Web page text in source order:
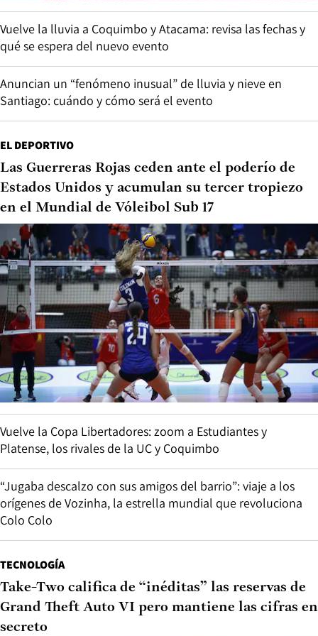
Vuelve la lluvia a Coquimbo y Atacama: revisa las fechas y
qué se espera del nuevo evento
Anuncian un “fenómeno inusual” de lluvia y nieve en
Santiago: cuándo y cómo será el evento
EL DEPORTIVO
Las Guerreras Rojas ceden ante el poderío de
Estados Unidos y acumulan su tercer tropiezo
en el Mundial de Vóleibol Sub 17
Vuelve la Copa Libertadores: zoom a Estudiantes y
Platense, los rivales de la UC y Coquimbo
“Jugaba descalzo con sus amigos del barrio”: viaje a los
orígenes de Vozinha, la estrella mundial que revoluciona
Colo Colo
TECNOLOGÍA
Take-Two califica de “inéditas” las reservas de
Grand Theft Auto VI pero mantiene las cifras en
secreto